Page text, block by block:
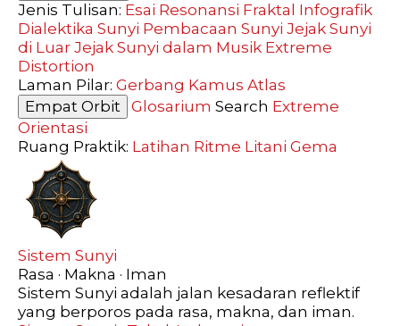
Jenis Tulisan: Esai Resonansi Fraktal Infografik
Dialektika Sunyi Pembacaan Sunyi Jejak Sunyi
di Luar Jejak Sunyi dalam Musik Extreme
Distortion
Laman Pilar: Gerbang Kamus Atlas
Empat Orbit Glosarium Search Extreme
Orientasi
Ruang Praktik: Latihan Ritme Litani Gema
Sistem Sunyi
Rasa · Makna · Iman
Sistem Sunyi adalah jalan kesadaran reflektif
yang berporos pada rasa, makna, dan iman.